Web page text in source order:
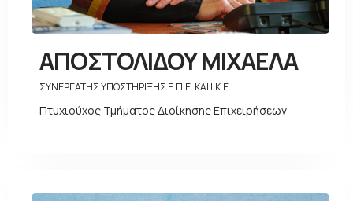
ΑΠΟΣΤΟΛΙΔΟΥ ΜΙΧΑΕΛΑ
ΣΥΝΕΡΓΑΤΗΣ ΥΠΟΣΤΗΡΙΞΗΣ Ε.Π.Ε. ΚΑΙ Ι.Κ.Ε.
Πτυχιούχος Τμήματος Διοίκησης Επιχειρήσεων